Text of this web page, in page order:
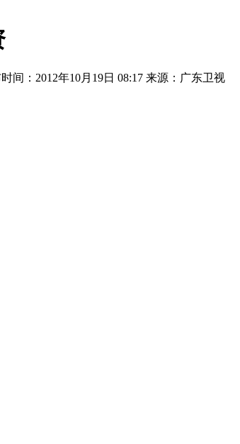
间：2012年10月19日 08:17 来源：广东卫视